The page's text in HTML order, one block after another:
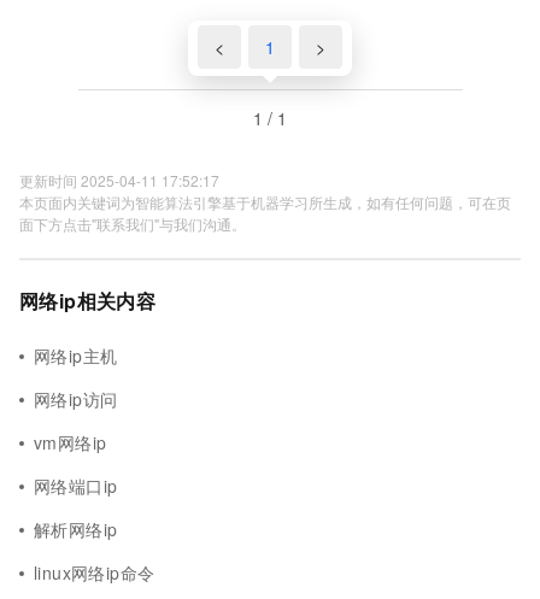
< 1 >
1 / 1
更新时间 2025-04-11 17:52:17
本页面内关键词为智能算法引擎基于机器学习所生成，如有任何问题，可在页
面下方点击"联系我们"与我们沟通。
网络ip相关内容
网络ip主机
网络ip访问
vm网络ip
网络端口ip
解析网络ip
linux网络ip命令